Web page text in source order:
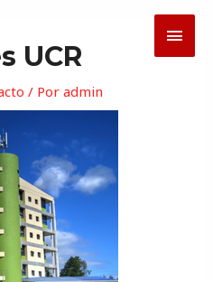
UCR
/ Poradmin